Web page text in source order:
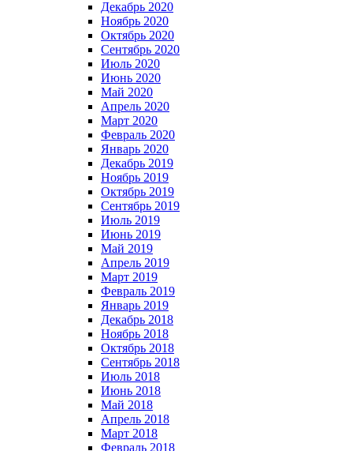
Декабрь 2020
Ноябрь 2020
Октябрь 2020
Сентябрь 2020
Июль 2020
Июнь 2020
Май 2020
Апрель 2020
Март 2020
Февраль 2020
Январь 2020
Декабрь 2019
Ноябрь 2019
Октябрь 2019
Сентябрь 2019
Июль 2019
Июнь 2019
Май 2019
Апрель 2019
Март 2019
Февраль 2019
Январь 2019
Декабрь 2018
Ноябрь 2018
Октябрь 2018
Сентябрь 2018
Июль 2018
Июнь 2018
Май 2018
Апрель 2018
Март 2018
Февраль 2018